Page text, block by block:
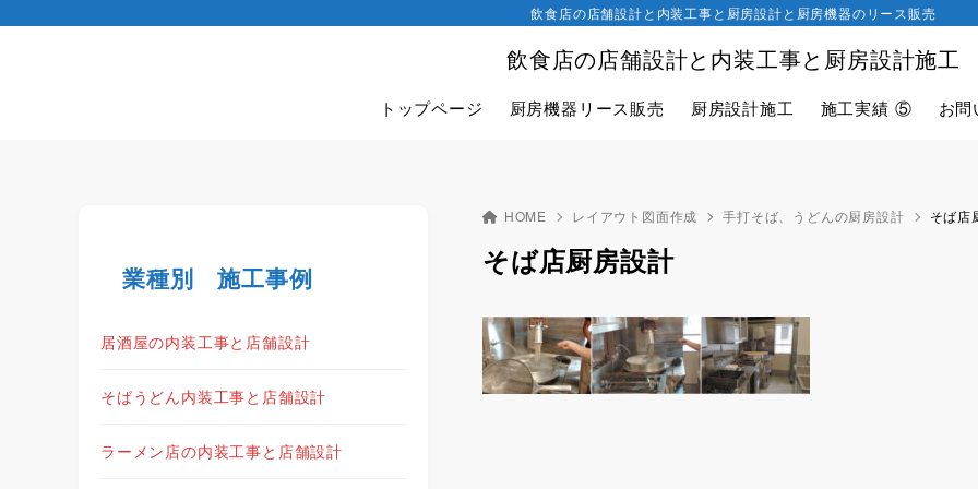
飲食店の店舗設計と内装工事と厨房設計施工
飲食店の店舗設計と内装工事と厨房設計と厨房機器のリース販売
トップページ 厨房機器リース販売 厨房設計施工 施工実績 ⑤ お問
HOME レイアウト図面作成 手打そば、うどんの厨房設計 そば店
そば店厨房設計
業種別 施工事例
居酒屋の内装工事と店舗設計
そばうどん内装工事と店舗設計
ラーメン店の内装工事と店舗設計